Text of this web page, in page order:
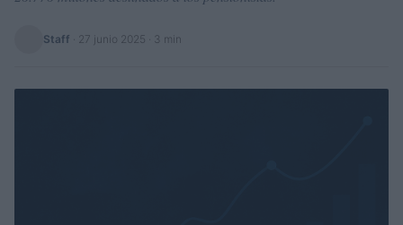
Staff 27 junio 2025 · 3 min